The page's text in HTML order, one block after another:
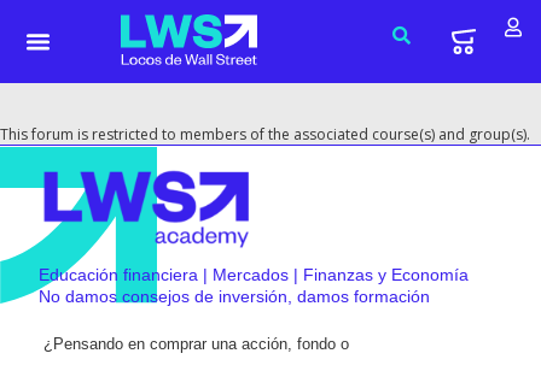
This forum is restricted to members of the associated course(s) and group(s).
Educación financiera | Mercados | Finanzas y Economía
No damos consejos de inversión, damos formación
¿Pensando en comprar una acción, fondo o